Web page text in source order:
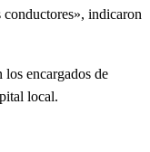
conductores», indicaron
encargados de
local.